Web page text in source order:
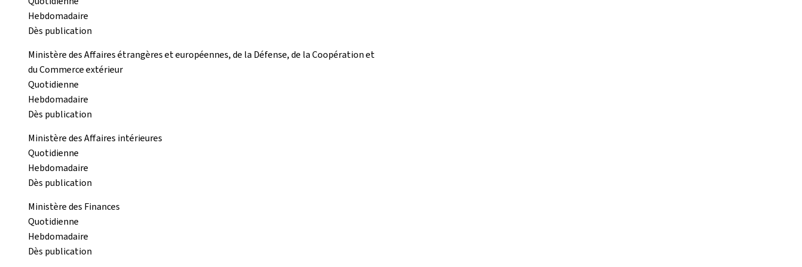
Hebdomadaire
Dès publication
Ministère des Affaires étrangères et européennes, de la Défense, de la Coopération et
du Commerce extérieur
Quotidienne
Hebdomadaire
Dès publication
Ministère des Affaires intérieures
Quotidienne
Hebdomadaire
Dès publication
Ministère des Finances
Quotidienne
Hebdomadaire
Dès publication